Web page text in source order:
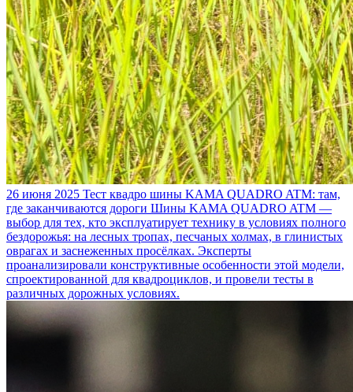
26 июня 2025 Тест квадро шины KAMA QUADRO ATM: там,
где заканчиваются дороги Шины KAMA QUADRO ATM —
выбор для тех, кто эксплуатирует технику в условиях полного
бездорожья: на лесных тропах, песчаных холмах, в глинистых
оврагах и заснеженных просёлках. Эксперты
проанализировали конструктивные особенности этой модели,
спроектированной для квадроциклов, и провели тесты в
различных дорожных условиях.